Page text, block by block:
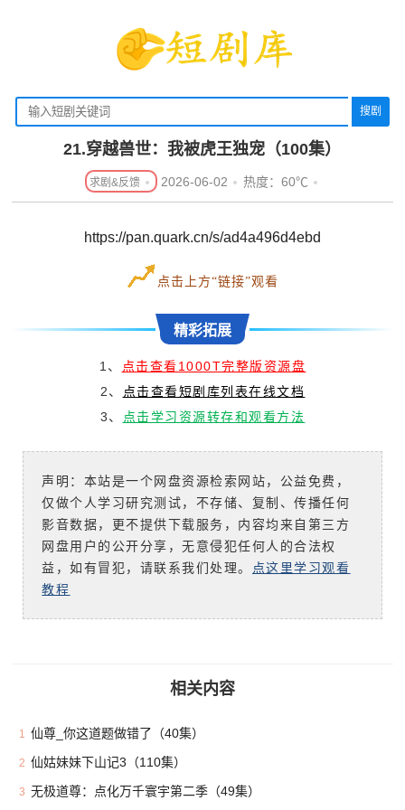
搜剧
21.穿越兽世：我被虎王独宠（100集）
2026-06-02 热度：60℃
https://pan.quark.cn/s/ad4a496d4ebd
点击上方“链接”观看
精彩拓展
1、 点击查看1000T完整版资源盘
2、 点击查看短剧库列表在线文档
3、 点击学习资源转存和观看方法
声明：本站是一个网盘资源检索网站，公益免费，
仅做个人学习研究测试，不存储、复制、传播任何
影音数据，更不提供下载服务，内容均来自第三方
网盘用户的公开分享，无意侵犯任何人的合法权
益，如有冒犯，请联系我们处理。 点这里学习观看
教程
相关内容
1 仙尊_你这道题做错了（40集）
2 仙姑妹妹下山记3（110集）
3 无极道尊：点化万千寰宇第二季（49集）